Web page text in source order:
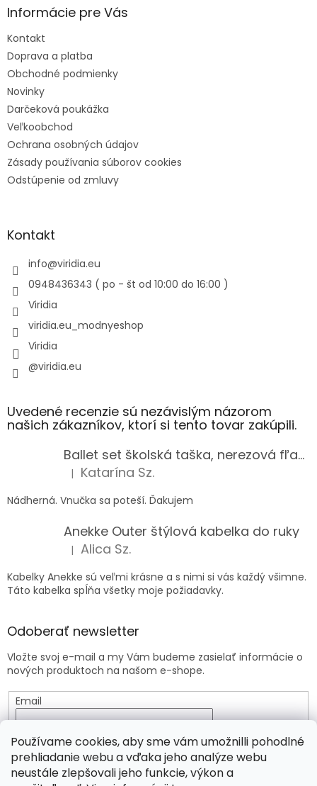
Používame cookies, aby sme vám umožnilli pohodlné
prehliadanie webu a vďaka jeho analýze webu
neustále zlepšovali jeho funkcie, výkon a
Informácie pre Vás
Kontakt
Doprava a platba
Obchodné podmienky
Novinky
Darčeková poukážka
Veľkoobchod
Ochrana osobných údajov
Zásady používania súborov cookies
Odstúpenie od zmluvy
Kontakt
info@viridia.eu
0948436343 ( po - št od 10:00 do 16:00 )
Viridia
viridia.eu_modnyeshop
Viridia
@viridia.eu
Uvedené recenzie sú nezávislým názorom
našich zákazníkov, ktorí si tento tovar zakúpili.
Ballet set školská taška, nerezová fľaša a plný peračník s motívom baletky pre dievča
Hodnotenie produktu je 5 z 5 hviezdičiek.
| Katarína Sz.
Nádherná. Vnučka sa poteší. Ďakujem
Anekke Outer štýlová kabelka do ruky
Hodnotenie produktu je 5 z 5 hviezdičiek.
| Alica Sz.
Kabelky Anekke sú veľmi krásne a s nimi si vás každý všimne.
Táto kabelka spĺňa všetky moje požiadavky.
Odoberať newsletter
Vložte svoj e-mail a my Vám budeme zasielať informácie o
nových produktoch na našom e-shope.
Email
osobných údajov
PRIHLÁSIŤ SA